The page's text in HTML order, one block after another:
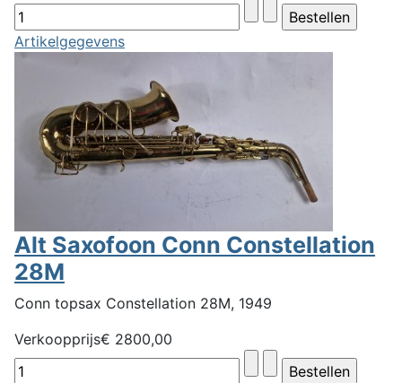
Artikelgegevens
Alt Saxofoon Conn Constellation
28M
Conn topsax Constellation 28M, 1949
Verkoopprijs€ 2800,00